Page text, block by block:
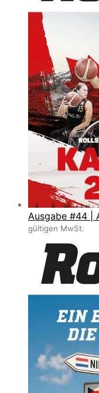
Ausgabe #44 |
gültigen MwSt.